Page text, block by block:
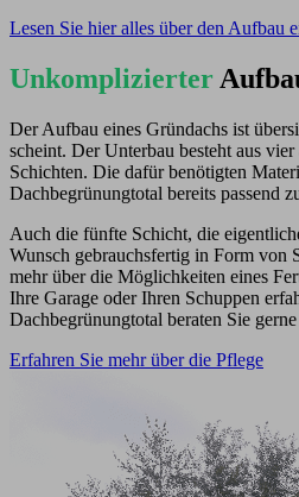
Lesen Sie hier alles über den Aufbau
Unkomplizierter
Der Aufbau eines Gründachs ist
scheint. Der Unterbau besteht aus
Schichten. Die dafür benötigten
Dachbegrünungtotal bereits passend
Auch die fünfte Schicht, die
Wunsch gebrauchsfertig in Form von
mehr über die Möglichkeiten eines
Ihre Garage oder Ihren Schuppen
Dachbegrünungtotal beraten Sie
Erfahren Sie mehr über die Pflege